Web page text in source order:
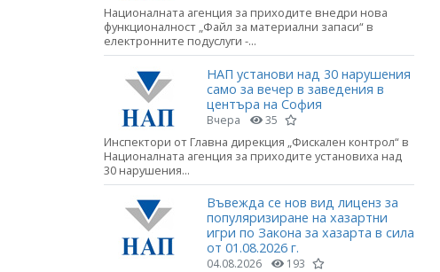
Националната агенция за приходите внедри нова
функционалност „Файл за материални запаси“ в
електронните подуслуги -...
НАП установи над 30 нарушения
само за вечер в заведения в
центъра на София
Вчера 35
Инспектори от Главна дирекция „Фискален контрол“ в
Националната агенция за приходите установиха над
30 нарушения...
Въвежда се нов вид лиценз за
популяризиране на хазартни
игри по Закона за хазарта в сила
от 01.08.2026 г.
04.08.2026 193